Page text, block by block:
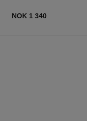
NOK 1 340